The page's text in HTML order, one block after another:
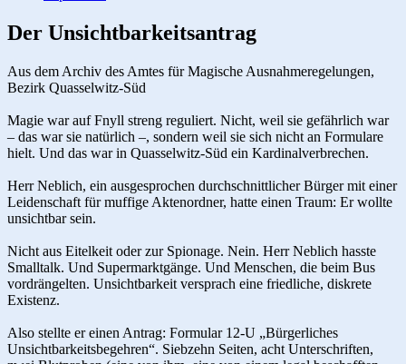
Der Unsichtbarkeitsantrag
Aus dem Archiv des Amtes für Magische Ausnahmeregelungen,
Bezirk Quasselwitz-Süd
Magie war auf Fnyll streng reguliert. Nicht, weil sie gefährlich war
– das war sie natürlich –, sondern weil sie sich nicht an Formulare
hielt. Und das war in Quasselwitz-Süd ein Kardinalverbrechen.
Herr Neblich, ein ausgesprochen durchschnittlicher Bürger mit einer
Leidenschaft für muffige Aktenordner, hatte einen Traum: Er wollte
unsichtbar sein.
Nicht aus Eitelkeit oder zur Spionage. Nein. Herr Neblich hasste
Smalltalk. Und Supermarktgänge. Und Menschen, die beim Bus
vordrängelten. Unsichtbarkeit versprach eine friedliche, diskrete
Existenz.
Also stellte er einen Antrag: Formular 12-U „Bürgerliches
Unsichtbarkeitsbegehren“. Siebzehn Seiten, acht Unterschriften,